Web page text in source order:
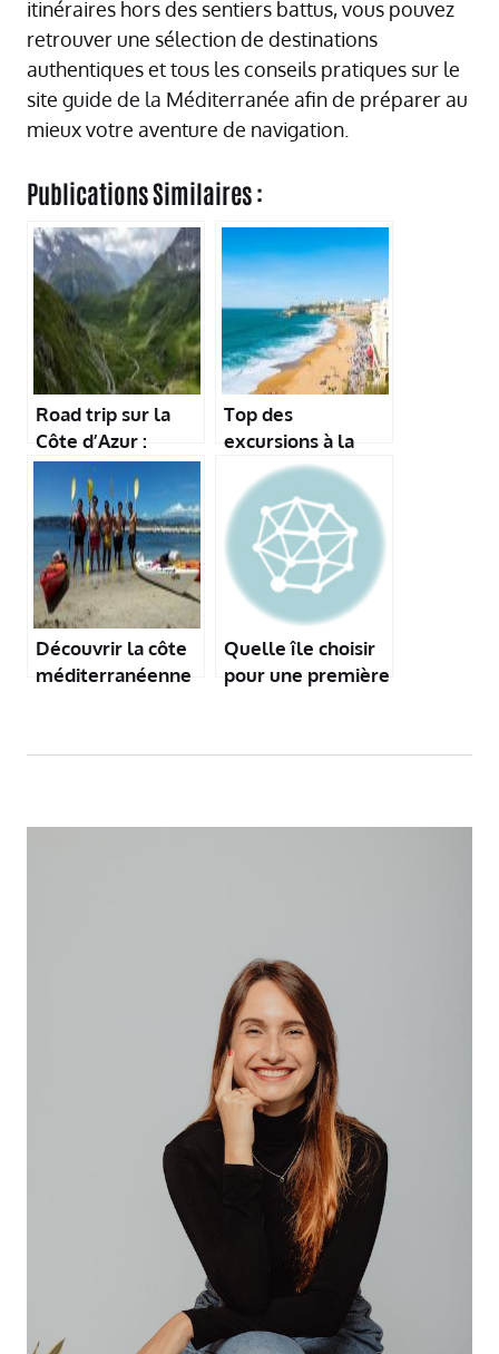
itinéraires hors des sentiers battus, vous pouvez
retrouver une sélection de destinations
authentiques et tous les conseils pratiques sur le
site guide de la Méditerranée afin de préparer au
mieux votre aventure de navigation.
Publications Similaires :
Road trip sur la
Côte d’Azur :
étapes
incontournables
Top des
excursions à la
journée en
Méditerranée
Découvrir la côte
méditerranéenne
Quelle île choisir
pour une première